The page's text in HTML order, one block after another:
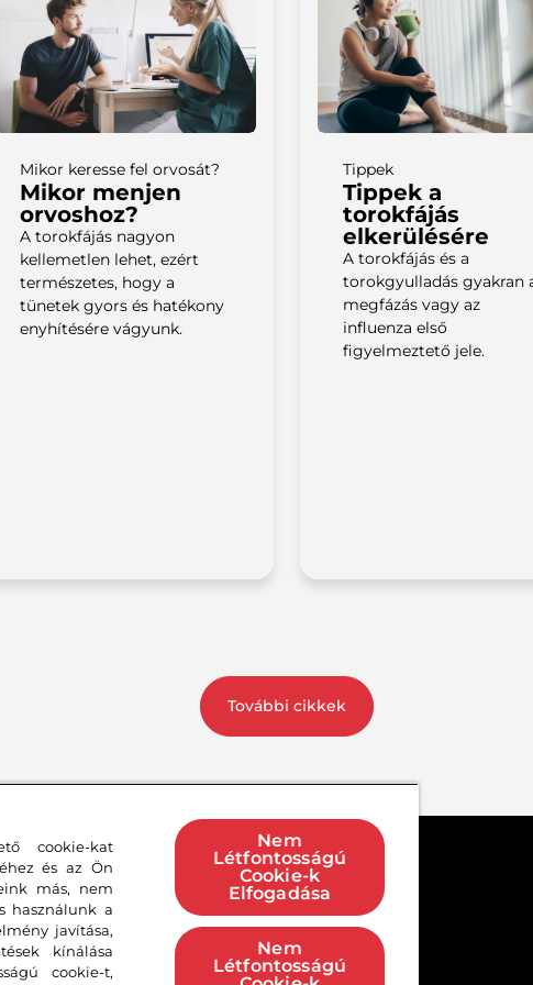
Mikor keresse fel orvosát?
Mikor menjen
orvoshoz?
A torokfájás nagyon
kellemetlen lehet, ezért
természetes, hogy a
tünetek gyors és hatékony
enyhítésére vágyunk.
Tippek
Tippek a
torokfájás
elkerülésére
A torokfájás és a
torokgyulladás gyakran
megfázás vagy az
influenza első
figyelmeztető jele.
További cikkek
Felhasználási feltételek
Oldaltérkép
cookie-kat
és az Ön
más, nem
használunk a
javítása,
kínálása
cookie-t,
Nem
Létfontosságú
Cookie-k
Elfogadása
Nem
Létfontosságú